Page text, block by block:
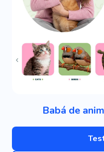
Babá de